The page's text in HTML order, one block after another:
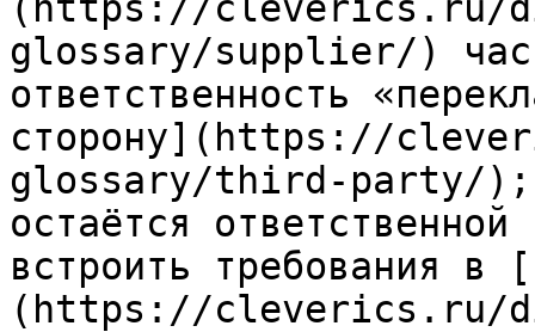
glossary/supplier/)
ответственность
сторону](https://
glossary/third-party/);
остаётся
встроить требования в
(https://cleverics.ru/